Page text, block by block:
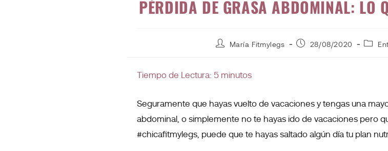
PÉRDIDA DE GRASA ABDOMINAL: LO
María Fitmylegs 28/08/2020
Tiempo de Lectura: 5 minutos
Seguramente que hayas vuelto de vacaciones y tengas una
abdominal, o simplemente no te hayas ido de vacaciones pero
#chicafitmylegs, puede que te hayas saltado algún día tu plan